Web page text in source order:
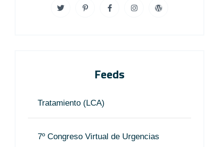
Feeds
Tratamiento (LCA)
7º Congreso Virtual de Urgencias